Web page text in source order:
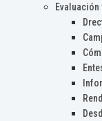
Evaluación